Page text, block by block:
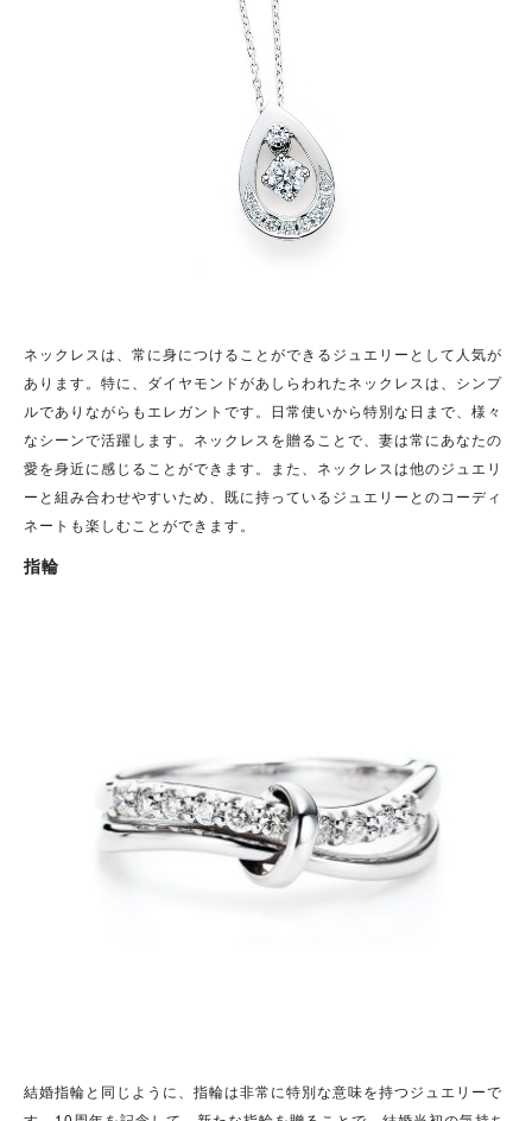
ネックレスは、常に身につけることができるジュエリーとして人気が
あります。特に、ダイヤモンドがあしらわれたネックレスは、シンプ
ルでありながらもエレガントです。日常使いから特別な日まで、様々
なシーンで活躍します。ネックレスを贈ることで、妻は常にあなたの
愛を身近に感じることができます。また、ネックレスは他のジュエリ
ーと組み合わせやすいため、既に持っているジュエリーとのコーディ
ネートも楽しむことができます。
指輪
結婚指輪と同じように、指輪は非常に特別な意味を持つジュエリーで